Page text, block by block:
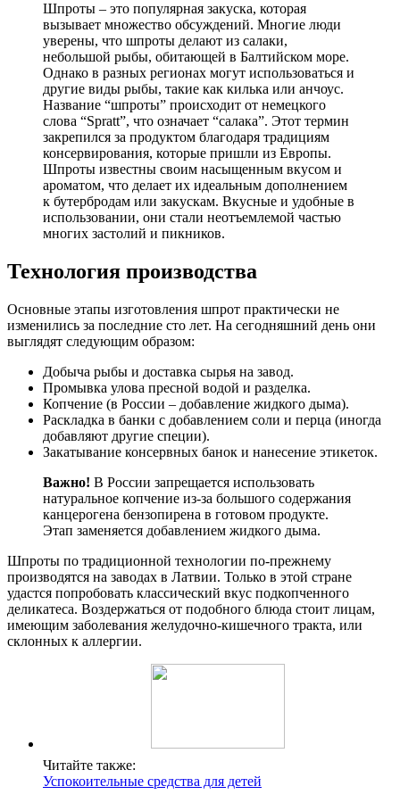
Шпроты – это популярная закуска, которая
вызывает множество обсуждений. Многие люди
уверены, что шпроты делают из салаки,
небольшой рыбы, обитающей в Балтийском море.
Однако в разных регионах могут использоваться и
другие виды рыбы, такие как килька или анчоус.
Название “шпроты” происходит от немецкого
слова “Spratt”, что означает “салака”. Этот термин
закрепился за продуктом благодаря традициям
консервирования, которые пришли из Европы.
Шпроты известны своим насыщенным вкусом и
ароматом, что делает их идеальным дополнением
к бутербродам или закускам. Вкусные и удобные в
использовании, они стали неотъемлемой частью
многих застолий и пикников.
Технология производства
Основные этапы изготовления шпрот практически не
изменились за последние сто лет. На сегодняшний день они
выглядят следующим образом:
Добыча рыбы и доставка сырья на завод.
Промывка улова пресной водой и разделка.
Копчение (в России – добавление жидкого дыма).
Раскладка в банки с добавлением соли и перца (иногда
добавляют другие специи).
Закатывание консервных банок и нанесение этикеток.
Важно! В России запрещается использовать
натуральное копчение из-за большого содержания
канцерогена бензопирена в готовом продукте.
Этап заменяется добавлением жидкого дыма.
Шпроты по традиционной технологии по-прежнему
производятся на заводах в Латвии. Только в этой стране
удастся попробовать классический вкус подкопченного
деликатеса. Воздержаться от подобного блюда стоит лицам,
имеющим заболевания желудочно-кишечного тракта, или
склонных к аллергии.
Читайте также:
Успокоительные средства для детей